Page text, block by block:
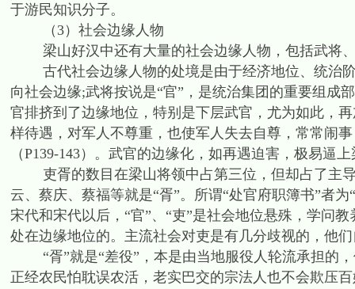
于游民知识分子。
（3）社会边缘人物
梁山好汉中还有大量的社会边缘人物，包括武将、
古代社会边缘人物的处境是由于经济地位、统治阶
向社会边缘;武将按说是“官”，是统治集团的重要组成
官排挤到了边缘地位，特别是下层武官，尤为如此，
样待遇，对军人不尊重，也使军人失去自尊，常常闹
（P139-143）。武官的边缘化，如再遇迫害，极易逼
吏胥的数目在梁山将领中占第三位，但却占了主导
云、蔡庆、蔡福等就是“胥”。所谓“处官府职簿书”者
宋代和宋代以后，“官”、“吏”是社会地位悬殊，学问
处在边缘地位的。主流社会对吏是有几分歧视的，他
“胥”就是“差役”，本是由当地服役人轮流承担的，
正经农民怕耽误农活，老实巴交的宗法人也不会欺压